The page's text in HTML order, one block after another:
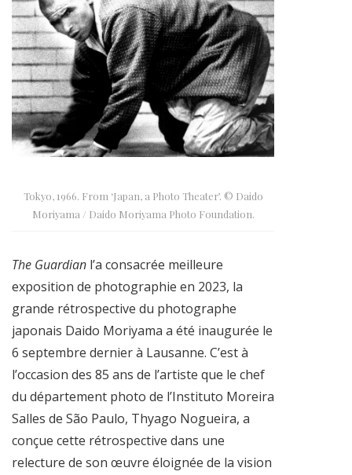
Tokyo, 1966. From ‘Japan, a Photo Theater’. © Daido
Moriyama / Daido Moriyama Photo Foundation.
The Guardian l’a consacrée meilleure
exposition de photographie en 2023, la
grande rétrospective du photographe
japonais Daido Moriyama a été inaugurée le
6 septembre dernier à Lausanne. C’est à
l’occasion des 85 ans de l’artiste que le chef
du département photo de l’Instituto Moreira
Salles de São Paulo, Thyago Nogueira, a
conçue cette rétrospective dans une
relecture de son œuvre éloignée de la vision